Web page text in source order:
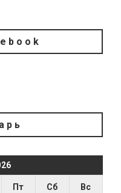
Пт Сб Вс